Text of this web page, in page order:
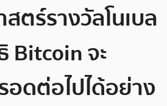
ตร์รางวัลโนเบล
Bitcoin จะ
ดต่อไปได้อย่าง